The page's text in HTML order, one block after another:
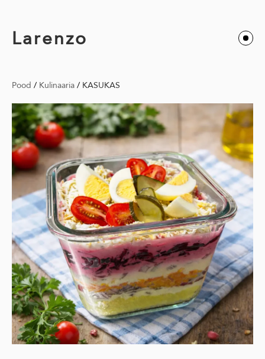
Larenzo
Pood / Kulinaaria / KASUKAS